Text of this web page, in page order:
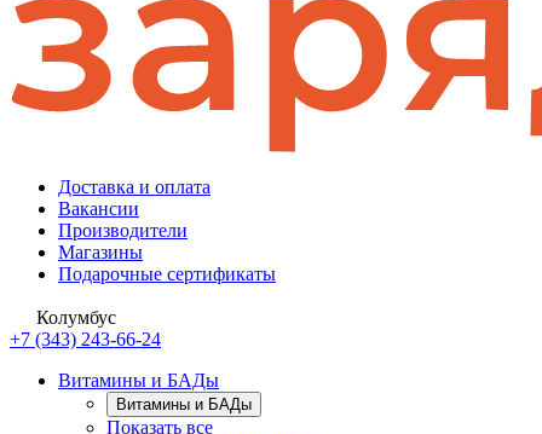
Доставка и оплата
Вакансии
Производители
Магазины
Подарочные сертификаты
Колумбус
+7 (343) 243-66-24
Витамины и БАДы
Витамины и БАДы
Показать все